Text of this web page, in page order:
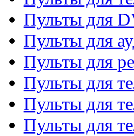
Пульты для
Пульты для
Пульты для
Пульты для
Пульты для
Пульты для